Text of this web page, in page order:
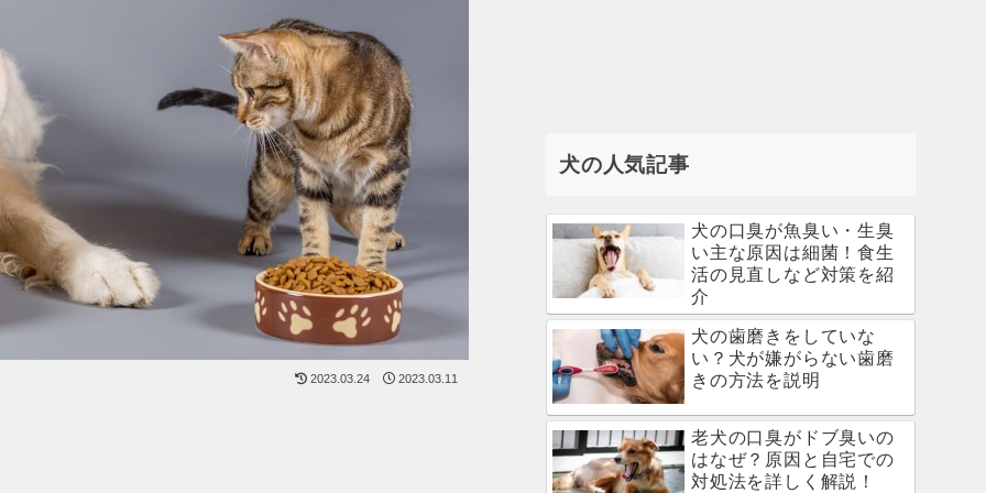
2023.03.24 2023.03.11
犬の人気記事
犬の口臭が魚臭い・生臭
い主な原因は細菌！食生
活の見直しなど対策を紹
介
犬の歯磨きをしていな
い？犬が嫌がらない歯磨
きの方法を説明
老犬の口臭がドブ臭いの
はなぜ？原因と自宅での
対処法を詳しく解説！